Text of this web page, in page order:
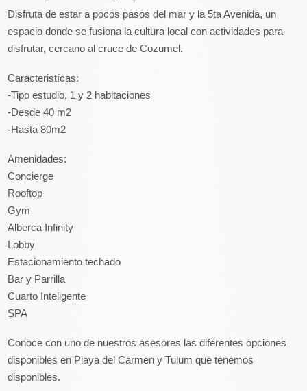
Disfruta de estar a pocos pasos del mar y la 5ta Avenida, un
espacio donde se fusiona la cultura local con actividades para
disfrutar, cercano al cruce de Cozumel.
Caracteristícas:
-Tipo estudio, 1 y 2 habitaciones
-Desde 40 m2
-Hasta 80m2
Amenidades:
Concierge
Rooftop
Gym
Alberca Infinity
Lobby
Estacionamiento techado
Bar y Parrilla
Cuarto Inteligente
SPA
Conoce con uno de nuestros asesores las diferentes opciones
disponibles en Playa del Carmen y Tulum que tenemos
disponibles.